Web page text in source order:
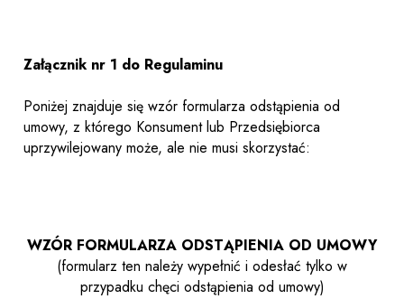
Załącznik nr 1 do Regulaminu
Poniżej znajduje się wzór formularza odstąpienia od
umowy, z którego Konsument lub Przedsiębiorca
uprzywilejowany może, ale nie musi skorzystać:
WZÓR FORMULARZA ODSTĄPIENIA OD UMOWY
(formularz ten należy wypełnić i odesłać tylko w
przypadku chęci odstąpienia od umowy)